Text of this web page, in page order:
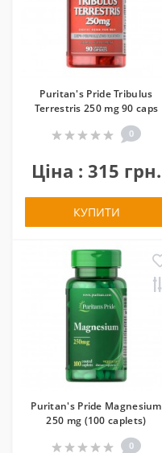
Puritan's Pride Tribulus
Terrestris 250 mg 90 caps
0
Ціна : 315 грн.
КУПИТИ
Puritan's Pride Magnesium
250 mg (100 caplets)
0